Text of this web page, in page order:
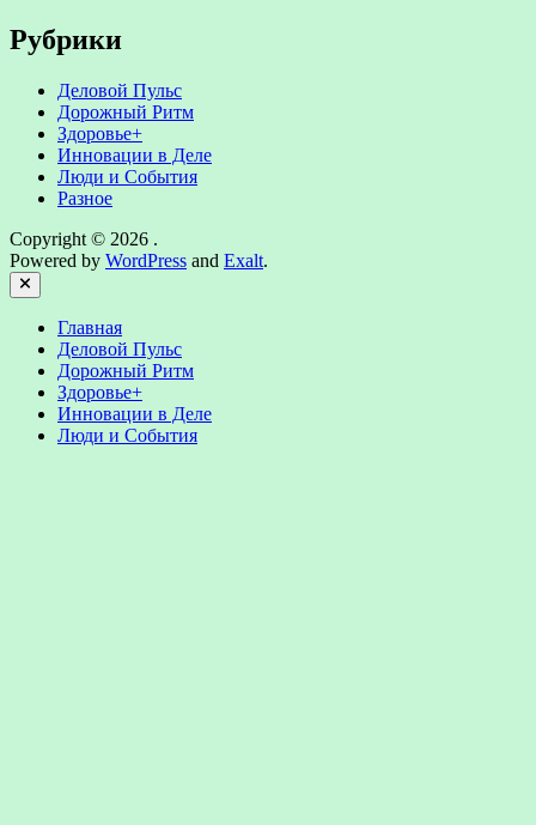
Рубрики
Деловой Пульс
Дорожный Ритм
Здоровье+
Инновации в Деле
Люди и События
Разное
Copyright © 2026 .
Powered by WordPress and Exalt.
Close
Главная
Деловой Пульс
Дорожный Ритм
Здоровье+
Инновации в Деле
Люди и События